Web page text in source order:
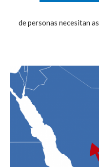
de personas necesitan